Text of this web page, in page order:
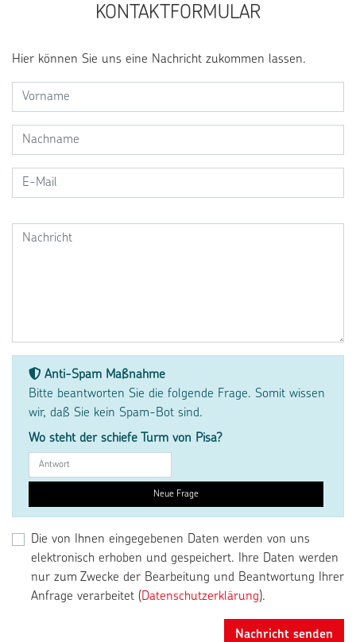
KONTAKTFORMULAR
Hier können Sie uns eine Nachricht zukommen lassen.
Anti-Spam Maßnahme
Bitte beantworten Sie die folgende Frage. Somit wissen
wir, daß Sie kein Spam-Bot sind.
Wo steht der schiefe Turm von Pisa?
Neue Frage
Die von Ihnen eingegebenen Daten werden von uns
elektronisch erhoben und gespeichert. Ihre Daten werden
nur zum Zwecke der Bearbeitung und Beantwortung Ihrer
Anfrage verarbeitet (Datenschutzerklärung).
Nachricht senden